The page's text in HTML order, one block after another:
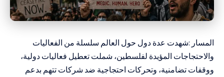
المسار :شهدت عدة دول حول العالم سلسلة من الفعاليات
والاحتجاجات المؤيدة لفلسطين، شملت تعطيل فعاليات دولية،
ووقفات تضامنية، وتحركات احتجاجية ضد شركات تتهم بدعم